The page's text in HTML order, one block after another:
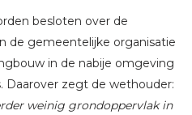
besloten over de
de gemeentelijke organisatie
in de nabije omgeving
Daarover zegt de wethouder:
weinig grondoppervlak in